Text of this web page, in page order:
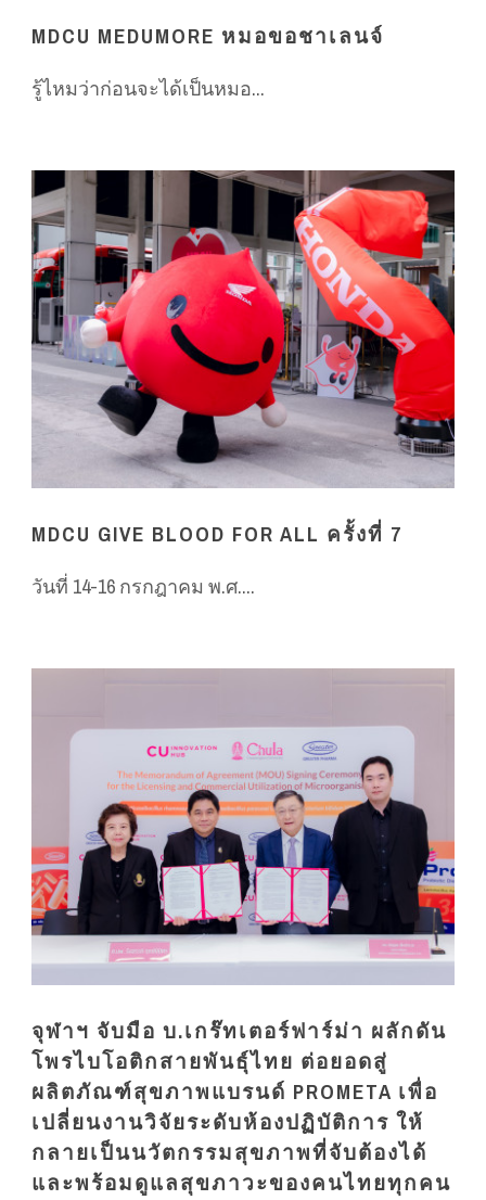
MDCU MEDUMORE หมอขอชาเลนจ์
รู้ไหมว่าก่อนจะได้เป็นหมอ...
MDCU GIVE BLOOD FOR ALL ครั้งที่ 7
วันที่ 14-16 กรกฎาคม พ.ศ....
จุฬาฯ จับมือ บ.เกร๊ทเตอร์ฟาร์ม่า ผลักดัน
โพรไบโอติกสายพันธุ์ไทย ต่อยอดสู่
ผลิตภัณฑ์สุขภาพแบรนด์ PROMETA เพื่อ
เปลี่ยนงานวิจัยระดับห้องปฏิบัติการ ให้
กลายเป็นนวัตกรรมสุขภาพที่จับต้องได้
และพร้อมดูแลสุขภาวะของคนไทยทุกคน